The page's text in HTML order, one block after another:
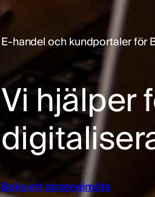
E-handel och kundportaler för
Vi hjälper
Boka ett strategimöte